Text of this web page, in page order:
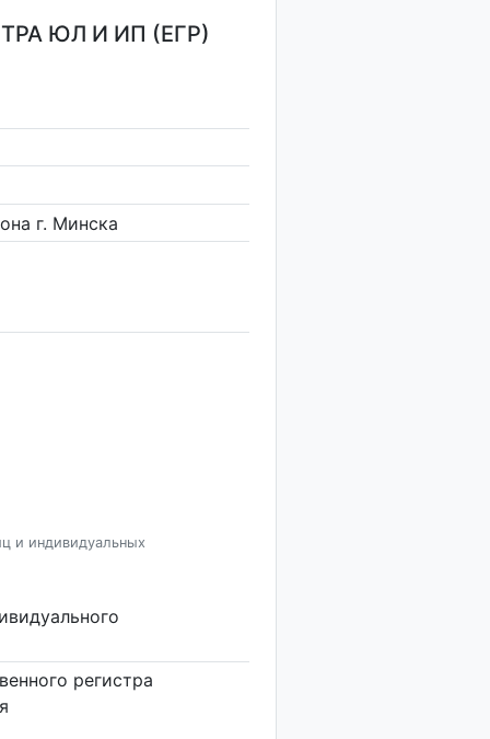
ЮЛ И ИП (ЕГР)
г. Минска
и индивидуальных
регистра